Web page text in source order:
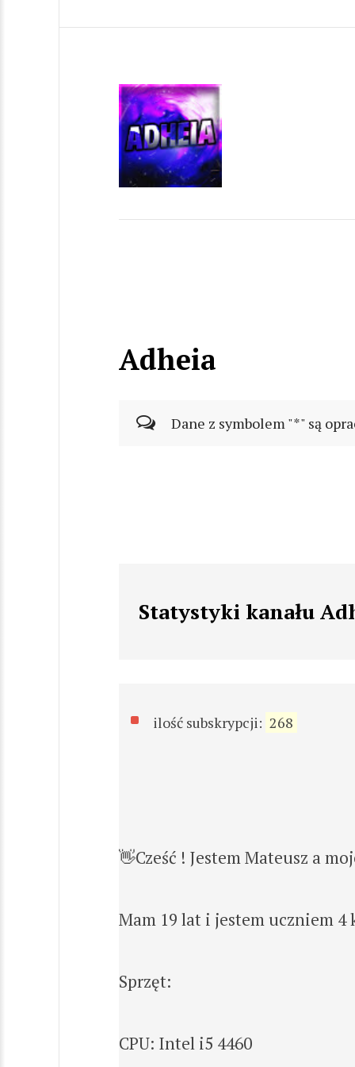
Adheia
Dane z symbolem "*" są
Statystyki kanału
ilość subskrypcji: 268
👋Cześć ! Jestem Mateusz a
Mam 19 lat i jestem uczniem
Sprzęt:
CPU: Intel i5 4460